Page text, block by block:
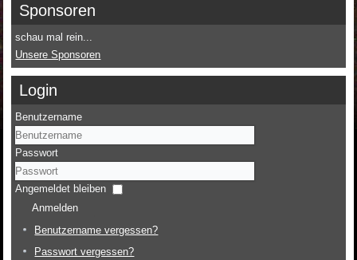
Sponsoren
schau mal rein...
Unsere Sponsoren
Login
Benutzername
Passwort
Angemeldet bleiben
Anmelden
Benutzername vergessen?
Passwort vergessen?